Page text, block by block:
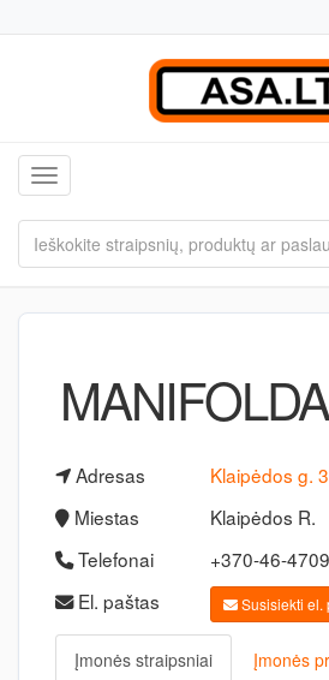
Toggle navigation
Adresas
Klaipėdos g.
Miestas
Klaipėdos R.
Telefonai
+370-46-
El. paštas
Susisiekti el.
Įmonės straipsniai Įmonės